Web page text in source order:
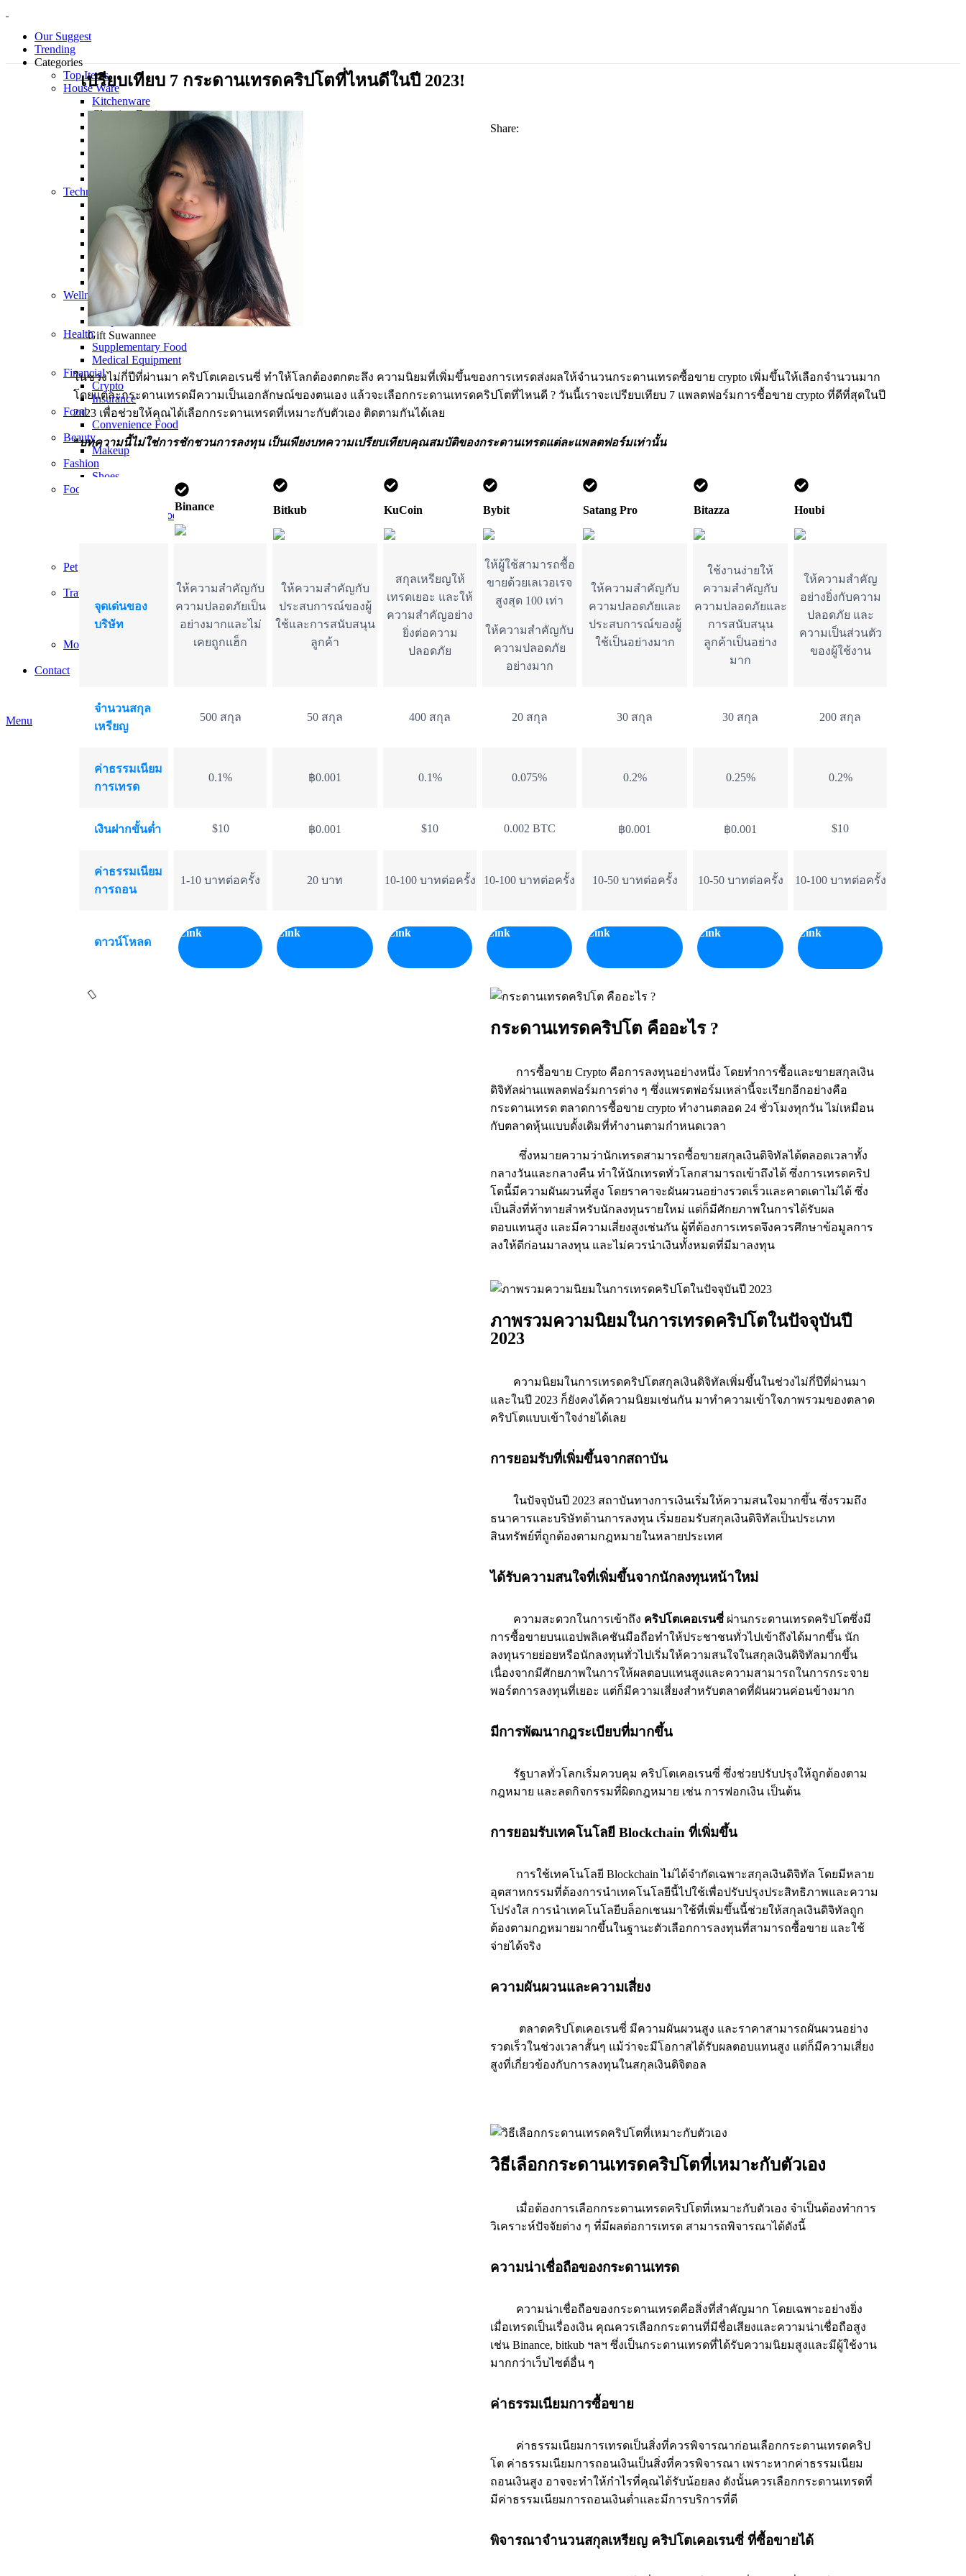
Our Suggest
Trending
Categories
Top Items
House Ware
Kitchenware
Cleaning Equipment
Electrical Appliance
Personal Care Products
Technology
Gadget
Notebook
Mouse
Keyboard
Smart Home
Smart Phone
Office Supplies
Wellness and Aesthetics
Clinic
Hospital
Health
Supplementary Food
Medical Equipment
Financial
Crypto
Insurance
Food
Convenience Food
Beauty
Makeup
Fashion
Shoes
Food
Convenience Food
Pet
Travel
Hot Deals
Hotels
Tickets​
Mom and Baby
Contact
Menu
เปรียบเทียบ 7 กระดานเทรดคริปโตที่ไหนดีในปี 2023!
Gift Suwannee
Share:
ในช่วงไม่กี่ปีที่ผ่านมา คริปโตเคอเรนซี่ ทำให้โลกต้องตกตะลึง ความนิยมที่เพิ่มขึ้นของการเทรดส่งผลให้จำนวนกระดานเทรดซื้อขาย crypto เพิ่มขึ้นให้เลือกจำนวนมาก
โดยแต่ละกระดานเทรดมีความเป็นเอกลักษณ์ของตนเอง แล้วจะเลือกกระดานเทรดคริปโตที่ไหนดี ? วันนี้เราจะเปรียบเทียบ 7 แพลตฟอร์มการซื้อขาย crypto ที่ดีที่สุดในปี
2023 เพื่อช่วยให้คุณได้เลือกกระดานเทรดที่เหมาะกับตัวเอง ติดตามกันได้เลย
*บทความนี้ไม่ใช่การชักชวนการลงทุน เป็นเพียงบทความเปรียบเทียบคุณสมบัติของกระดานเทรดแต่ละแพลตฟอร์มเท่านั้น
Binance Bitkub KuCoin Bybit Satang Pro Bitazza Houbi
จุดเด่นของ
บริษัท
ให้ความสำคัญกับ
ความปลอดภัยเป็น
อย่างมากและไม่
เคยถูกแฮ็ก
ให้ความสำคัญกับ
ประสบการณ์ของผู้
ใช้และการสนับสนุน
ลูกค้า
สกุลเหรียญให้
เทรดเยอะ และให้
ความสำคัญอย่าง
ยิ่งต่อความ
ปลอดภัย
ให้ผู้ใช้สามารถซื้อ
ขายด้วยเลเวอเรจ
สูงสุด 100 เท่า
ให้ความสำคัญกับ
ความปลอดภัย
อย่างมาก
ให้ความสำคัญกับ
ความปลอดภัยและ
ประสบการณ์ของผู้
ใช้เป็นอย่างมาก
ใช้งานง่ายให้
ความสำคัญกับ
ความปลอดภัยและ
การสนับสนุน
ลูกค้าเป็นอย่าง
มาก
ให้ความสำคัญ
อย่างยิ่งกับความ
ปลอดภัย และ
ความเป็นส่วนตัว
ของผู้ใช้งาน
จำนวนสกุล
เหรียญ
500 สกุล 50 สกุล 400 สกุล 20 สกุล 30 สกุล 30 สกุล 200 สกุล
ค่าธรรมเนียม
การเทรด
0.1% ฿0.001 0.1% 0.075% 0.2% 0.25% 0.2%
เงินฝากขั้นต่ำ $10 ฿0.001 $10 0.002 BTC ฿0.001 ฿0.001 $10
ค่าธรรมเนียม
การถอน
1-10 บาทต่อครั้ง 20 บาท 10-100 บาทต่อครั้ง 10-100 บาทต่อครั้ง 10-50 บาทต่อครั้ง 10-50 บาทต่อครั้ง 10-100 บาทต่อครั้ง
ดาวน์โหลด ​
Link Link Link Link Link Link Link
กระดานเทรดคริปโต คืออะไร ?
การซื้อขาย Crypto คือการลงทุนอย่างหนึ่ง โดยทำการซื้อและขายสกุลเงิน
ดิจิทัลผ่านแพลตฟอร์มการต่าง ๆ ซึ่งแพรตฟอร์มเหล่านี้จะเรียกอีกอย่างคือ
กระดานเทรด ตลาดการซื้อขาย crypto ทำงานตลอด 24 ชั่วโมงทุกวัน ไม่เหมือน
กับตลาดหุ้นแบบดั้งเดิมที่ทำงานตามกำหนดเวลา
ซึ่งหมายความว่านักเทรดสามารถซื้อขายสกุลเงินดิจิทัลได้ตลอดเวลาทั้ง
กลางวันและกลางคืน ทำให้นักเทรดทั่วโลกสามารถเข้าถึงได้ ซึ่งการเทรดคริป
โตนี้มีความผันผวนที่สูง โดยราคาจะผันผวนอย่างรวดเร็วและคาดเดาไม่ได้ ซึ่ง
เป็นสิ่งที่ท้าทายสำหรับนักลงทุนรายใหม่ แต่ก็มีศักยภาพในการได้รับผล
ตอบแทนสูง และมีความเสี่ยงสูงเช่นกัน ผู้ที่ต้องการเทรดจึงควรศึกษาข้อมูลการ
ลงให้ดีก่อนมาลงทุน และไม่ควรนำเงินทั้งหมดที่มีมาลงทุน
ภาพรวมความนิยมในการเทรดคริปโตในปัจจุบันปี
2023
ความนิยมในการเทรดคริปโตสกุลเงินดิจิทัลเพิ่มขึ้นในช่วงไม่กี่ปีที่ผ่านมา
และในปี 2023 ก็ยังคงได้ความนิยมเช่นกัน มาทำความเข้าใจภาพรวมของตลาด
คริปโตแบบเข้าใจง่ายได้เลย
การยอมรับที่เพิ่มขึ้นจากสถาบัน
ในปัจจุบันปี 2023 สถาบันทางการเงินเริ่มให้ความสนใจมากขึ้น ซึ่งรวมถึง
ธนาคารและบริษัทด้านการลงทุน เริ่มยอมรับสกุลเงินดิจิทัลเป็นประเภท
สินทรัพย์ที่ถูกต้องตามกฎหมายในหลายประเทศ
ได้รับความสนใจที่เพิ่มขึ้นจากนักลงทุนหน้าใหม่
ความสะดวกในการเข้าถึง คริปโตเคอเรนซี่ ผ่านกระดานเทรดคริปโตซึ่งมี
การซื้อขายบนแอปพลิเคชันมือถือทำให้ประชาชนทั่วไปเข้าถึงได้มากขึ้น นัก
ลงทุนรายย่อยหรือนักลงทุนทั่วไปเริ่มให้ความสนใจในสกุลเงินดิจิทัลมากขึ้น
เนื่องจากมีศักยภาพในการให้ผลตอบแทนสูงและความสามารถในการกระจาย
พอร์ตการลงทุนที่เยอะ แต่ก็มีความเสี่ยงสำหรับตลาดที่ผันผวนค่อนข้างมาก
มีการพัฒนากฎระเบียบที่มากขึ้น
รัฐบาลทั่วโลกเริ่มควบคุม คริปโตเคอเรนซี่ ซึ่งช่วยปรับปรุงให้ถูกต้องตาม
กฎหมาย และลดกิจกรรมที่ผิดกฎหมาย เช่น การฟอกเงิน เป็นต้น
การยอมรับเทคโนโลยี Blockchain ที่เพิ่มขึ้น
การใช้เทคโนโลยี Blockchain ไม่ได้จำกัดเฉพาะสกุลเงินดิจิทัล โดยมีหลาย
อุตสาหกรรมที่ต้องการนำเทคโนโลยีนี้ไปใช้เพื่อปรับปรุงประสิทธิภาพและความ
โปร่งใส การนำเทคโนโลยีบล็อกเชนมาใช้ที่เพิ่มขึ้นนี้ช่วยให้สกุลเงินดิจิทัลถูก
ต้องตามกฎหมายมากขึ้นในฐานะตัวเลือกการลงทุนที่สามารถซื้อขาย และใช้
จ่ายได้จริง
ความผันผวนและความเสี่ยง
ตลาดคริปโตเคอเรนซี่ มีความผันผวนสูง และราคาสามารถผันผวนอย่าง
รวดเร็วในช่วงเวลาสั้นๆ แม้ว่าจะมีโอกาสได้รับผลตอบแทนสูง แต่ก็มีความเสี่ยง
สูงที่เกี่ยวข้องกับการลงทุนในสกุลเงินดิจิตอล
วิธีเลือกกระดานเทรดคริปโตที่เหมาะกับตัวเอง
เมื่อต้องการเลือกกระดานเทรดคริปโตที่เหมาะกับตัวเอง จำเป็นต้องทำการ
วิเคราะห์ปัจจัยต่าง ๆ ที่มีผลต่อการเทรด สามารถพิจารณาได้ดังนี้
ความน่าเชื่อถือของกระดานเทรด
ความน่าเชื่อถือของกระดานเทรดคือสิ่งที่สำคัญมาก โดยเฉพาะอย่างยิ่ง
เมื่อเทรดเป็นเรื่องเงิน คุณควรเลือกกระดานที่มีชื่อเสียงและความน่าเชื่อถือสูง
เช่น Binance, bitkub ฯลฯ ซึ่งเป็นกระดานเทรดที่ได้รับความนิยมสูงและมีผู้ใช้งาน
มากกว่าเว็บไซต์อื่น ๆ
ค่าธรรมเนียมการซื้อขาย
ค่าธรรมเนียมการเทรดเป็นสิ่งที่ควรพิจารณาก่อนเลือกกระดานเทรดคริป
โต ค่าธรรมเนียมการถอนเงินเป็นสิ่งที่ควรพิจารณา เพราะหากค่าธรรมเนียม
ถอนเงินสูง อาจจะทำให้กำไรที่คุณได้รับน้อยลง ดังนั้นควรเลือกกระดานเทรดที่
มีค่าธรรมเนียมการถอนเงินต่ำและมีการบริการที่ดี
พิจารณาจำนวนสกุลเหรียญ คริปโตเคอเรนซี่ ที่ซื้อขายได้